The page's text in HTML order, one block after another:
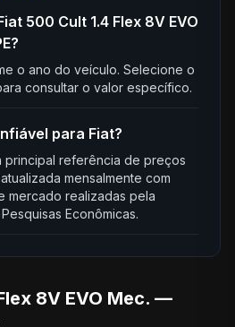
500 Cult 1.4 Flex 8V EVO
o ano do veículo. Selecione o
consultar o valor específico.
para Fiat?
principal referência de preços
mensalmente com
mercado realizadas pela
Econômicas.
8V EVO Mec. —